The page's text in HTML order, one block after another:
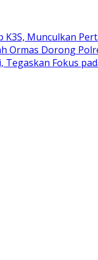
Munculkan
Ormas Dorong
Fokus